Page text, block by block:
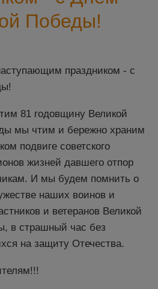
Победы!
праздником - с
81 годовщину Великой
мы чтим и бережно храним
подвиге советского
жизней давшего отпор
И мы будем помнить о
наших воинов и
и ветеранов Великой
в страшный час без
на защиту Отечества.